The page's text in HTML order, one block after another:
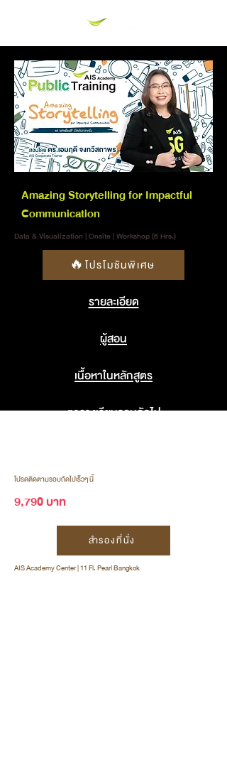
Amazing Storytelling for Impactful
Communication
Data & Visualization | Onsite | Workshop (6 Hrs.)
🔥โปรโมชันพิเศษ
รายละเอียด
ผู้สอน
เนื้อหาในหลักสูตร
ตารางเรียนรอบถัดไป
โปรดติดตามรอบถัดไปเร็วๆ นี้
9,790 บาท
สำรองที่นั่ง
AIS Academy Center | 11 Fl. Pearl Bangkok